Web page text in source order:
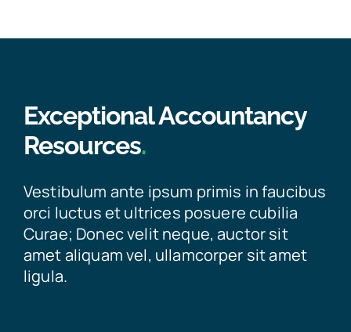
Exceptional Accountancy
Resources.
Vestibulum ante ipsum primis in faucibus
orci luctus et ultrices posuere cubilia
Curae; Donec velit neque, auctor sit
amet aliquam vel, ullamcorper sit amet
ligula.